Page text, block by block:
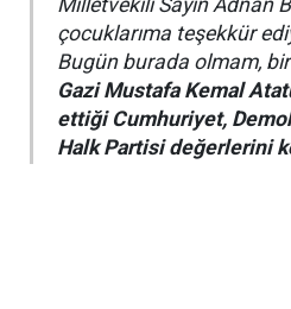
Milletvekili Sayın Adnan
çocuklarıma teşekkür
Bugün burada olmam,
Gazi Mustafa Kemal
ettiği Cumhuriyet,
Halk Partisi değerlerini